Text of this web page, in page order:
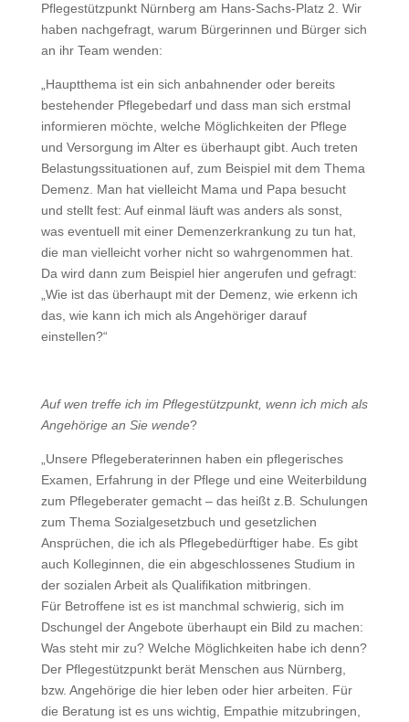
Pflegestützpunkt Nürnberg am Hans-Sachs-Platz 2. Wir
haben nachgefragt, warum Bürgerinnen und Bürger sich
an ihr Team wenden:
„Hauptthema ist ein sich anbahnender oder bereits
bestehender Pflegebedarf und dass man sich erstmal
informieren möchte, welche Möglichkeiten der Pflege
und Versorgung im Alter es überhaupt gibt. Auch treten
Belastungssituationen auf, zum Beispiel mit dem Thema
Demenz. Man hat vielleicht Mama und Papa besucht
und stellt fest: Auf einmal läuft was anders als sonst,
was eventuell mit einer Demenzerkrankung zu tun hat,
die man vielleicht vorher nicht so wahrgenommen hat.
Da wird dann zum Beispiel hier angerufen und gefragt:
„Wie ist das überhaupt mit der Demenz, wie erkenn ich
das, wie kann ich mich als Angehöriger darauf
einstellen?“
Auf wen treffe ich im Pflegestützpunkt, wenn ich mich als
Angehörige an Sie wende?
„Unsere Pflegeberaterinnen haben ein pflegerisches
Examen, Erfahrung in der Pflege und eine Weiterbildung
zum Pflegeberater gemacht – das heißt z.B. Schulungen
zum Thema Sozialgesetzbuch und gesetzlichen
Ansprüchen, die ich als Pflegebedürftiger habe. Es gibt
auch Kolleginnen, die ein abgeschlossenes Studium in
der sozialen Arbeit als Qualifikation mitbringen.
Für Betroffene ist es ist manchmal schwierig, sich im
Dschungel der Angebote überhaupt ein Bild zu machen:
Was steht mir zu? Welche Möglichkeiten habe ich denn?
Der Pflegestützpunkt berät Menschen aus Nürnberg,
bzw. Angehörige die hier leben oder hier arbeiten. Für
die Beratung ist es uns wichtig, Empathie mitzubringen,